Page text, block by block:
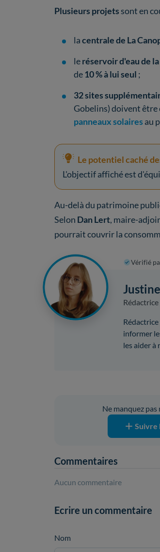
Plusieurs projets sont en
lacentrale de La
leréservoir d'eau de
de10 % à lui seul ;
32 sites
Gobelins) doivent être
panneaux solaires au
Le potentiel caché
L'objectif affiché est
Au-delà du patrimoine
Selon Dan Lert, maire-
pourrait couvrir la
Vérifié
informer
les aider à
Ne manquez
Suivre
Commentaires
Aucun commentaire
Ecrire un commentaire
Nom